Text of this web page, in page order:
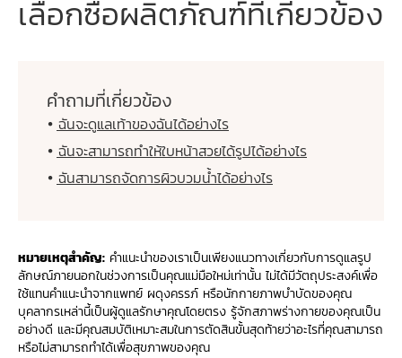
เลือกซื้อผลิตภัณฑ์ที่เกี่ยวข้อง
คำถามที่เกี่ยวข้อง
ฉันจะดูแลเท้าของฉันได้อย่างไร
ฉันจะสามารถทำให้ใบหน้าสวยได้รูปได้อย่างไร
ฉันสามารถจัดการผิวบวมน้ำได้อย่างไร
หมายเหตุสำคัญ: คำแนะนำของเราเป็นเพียงแนวทางเกี่ยวกับการดูแลรูป
ลักษณ์ภายนอกในช่วงการเป็นคุณแม่มือใหม่เท่านั้น ไม่ได้มีวัตถุประสงค์เพื่อ
ใช้แทนคำแนะนำจากแพทย์ ผดุงครรภ์ หรือนักกายภาพบำบัดของคุณ
บุคลากรเหล่านี้เป็นผู้ดูแลรักษาคุณโดยตรง รู้จักสภาพร่างกายของคุณเป็น
อย่างดี และมีคุณสมบัติเหมาะสมในการตัดสินขั้นสุดท้ายว่าอะไรที่คุณสามารถ
หรือไม่สามารถทำได้เพื่อสุขภาพของคุณ